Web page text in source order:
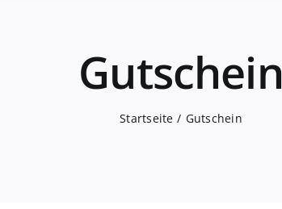
Gutschein
Startseite Gutschein